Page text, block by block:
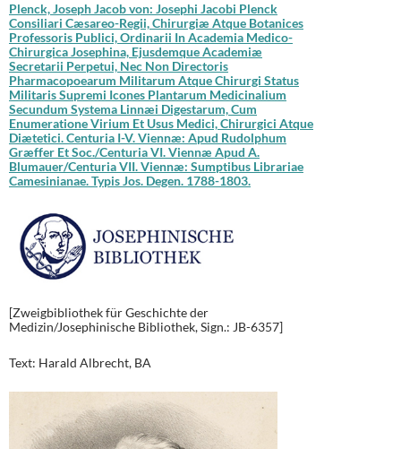
Plenck, Joseph Jacob von: Josephi Jacobi Plenck
Consiliari Cæsareo-Regii, Chirurgiæ Atque Botanices
Professoris Publici, Ordinarii In Academia Medico-
Chirurgica Josephina, Ejusdemque Academiæ
Secretarii Perpetui, Nec Non Directoris
Pharmacopoearum Militarum Atque Chirurgi Status
Militaris Supremi Icones Plantarum Medicinalium
Secundum Systema Linnæi Digestarum, Cum
Enumeratione Virium Et Usus Medici, Chirurgici Atque
Diætetici. Centuria I-V. Viennæ: Apud Rudolphum
Græffer Et Soc./Centuria VI. Viennæ Apud A.
Blumauer/Centuria VII. Viennæ: Sumptibus Librariae
Camesinianae. Typis Jos. Degen. 1788-1803.
[Zweigbibliothek für Geschichte der
Medizin/Josephinische Bibliothek, Sign.: JB-6357]
Text: Harald Albrecht, BA